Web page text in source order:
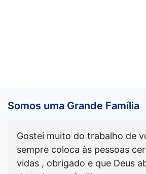
Somos uma Grande Família
Gostei muito do trabalho de
sempre coloca às pessoas
vidas , obrigado e que Deus